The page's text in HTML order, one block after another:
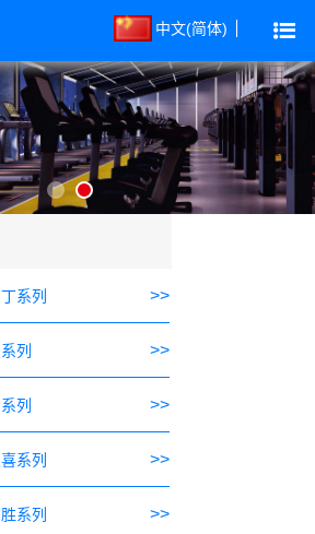
中文(简体)
系列 >>
列 >>
列 >>
系列 >>
系列 >>